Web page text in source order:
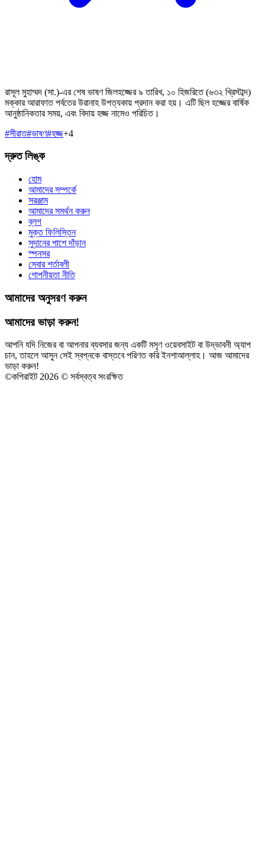
রাসূল মুহাম্মদ (সা.)-এর শেষ ভাষণ জিলহজ্জের ৯ তারিখ, ১০ হিজরিতে (৬৩২ খ্রিস্টাব্দ)
মক্কার আরাফাত পর্বতের উরানাহ উপত্যকায় প্রদান করা হয়। এটি ছিল হজ্জের বার্ষিক
আনুষ্ঠানিকতার সময়, এবং বিদায় হজ্জ নামেও পরিচিত।
#সীরাত#ভাষণ#হজ্জ+4
দ্রুত লিঙ্ক
হোম
আমাদের সম্পর্কে
সরঞ্জাম
আমাদের সমর্থন করুন
ব্লগ
মুক্ত ফিলিস্তিন
সুদানের পাশে দাঁড়ান
স্পনসর
সেবার শর্তাবলী
গোপনীয়তা নীতি
আমাদের অনুসরণ করুন
আমাদের ভাড়া করুন!
আপনি যদি নিজের বা আপনার ব্যবসার জন্য একটি মসৃণ ওয়েবসাইট বা উদ্ভাবনী অ্যাপ
চান, তাহলে আসুন সেই স্বপ্নকে বাস্তবে পরিণত করি ইনশাআল্লাহ। আজ আমাদের
ভাড়া করুন!
©কপিরাইট 2026 © সর্বস্বত্ব সংরক্ষিত